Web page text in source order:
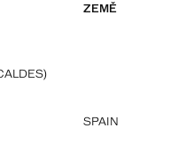
ZEMĚ
SPAIN